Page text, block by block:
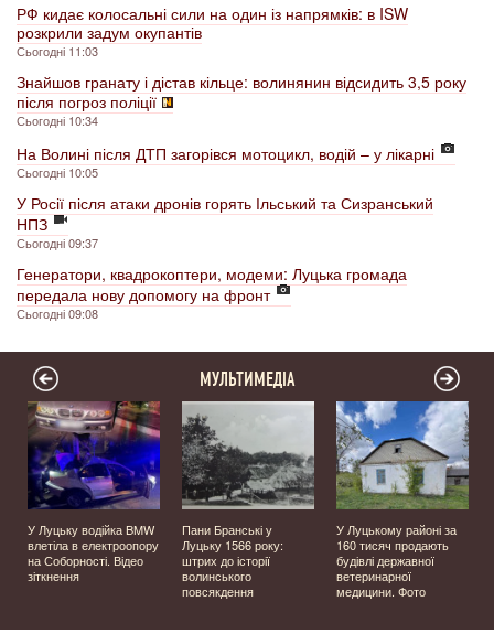
РФ кидає колосальні сили на один із напрямків: в ISW
розкрили задум окупантів
Сьогодні 11:03
Знайшов гранату і дістав кільце: волинянин відсидить 3,5 року
після погроз поліції
Сьогодні 10:34
На Волині після ДТП загорівся мотоцикл, водій – у лікарні
Сьогодні 10:05
У Росії після атаки дронів горять Ільський та Сизранський
НПЗ
Сьогодні 09:37
Генератори, квадрокоптери, модеми: Луцька громада
передала нову допомогу на фронт
Сьогодні 09:08
МУЛЬТИМЕДІА
У Луцьку водійка BMW
влетіла в електроопору
на Соборності. Відео
зіткнення
Пани Бранські у
Луцьку 1566 року:
штрих до історії
волинського
повсякдення
У Луцькому районі за
160 тисяч продають
будівлі державної
ветеринарної
медицини. Фото